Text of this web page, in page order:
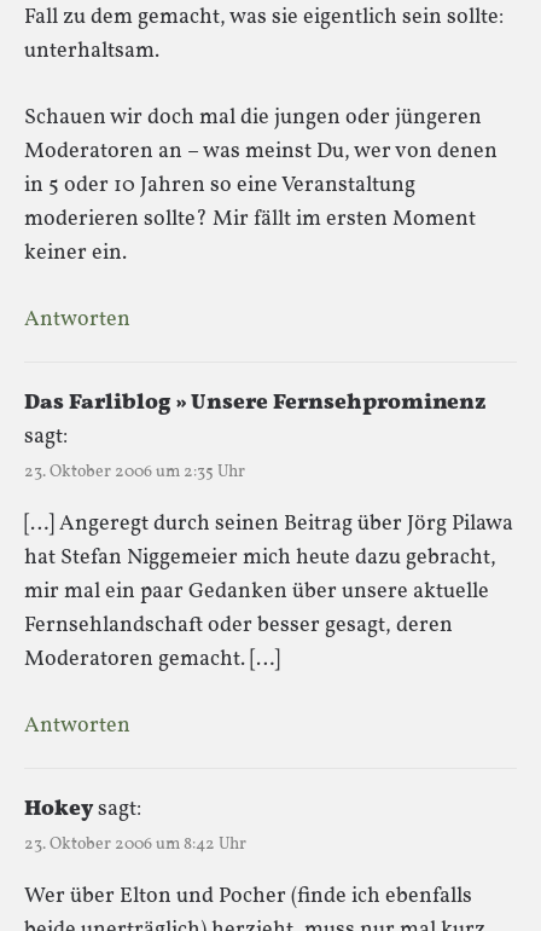
Fall zu dem gemacht, was sie eigentlich sein sollte:
unterhaltsam.
Schauen wir doch mal die jungen oder jüngeren
Moderatoren an – was meinst Du, wer von denen
in 5 oder 10 Jahren so eine Veranstaltung
moderieren sollte? Mir fällt im ersten Moment
keiner ein.
Antworten
Das Farliblog » Unsere Fernsehprominenz
sagt:
23. Oktober 2006 um 2:35 Uhr
[…] Angeregt durch seinen Beitrag über Jörg Pilawa
hat Stefan Niggemeier mich heute dazu gebracht,
mir mal ein paar Gedanken über unsere aktuelle
Fernsehlandschaft oder besser gesagt, deren
Moderatoren gemacht. […]
Antworten
Hokeysagt:
23. Oktober 2006 um 8:42 Uhr
Wer über Elton und Pocher (finde ich ebenfalls